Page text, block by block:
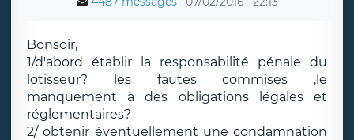
Bonsoir,
1/d'abord établir la responsabilité pénale du
lotisseur? les fautes commises ,le
manquement à des obligations légales et
réglementaires?
2/ obtenir éventuellement une condamnation